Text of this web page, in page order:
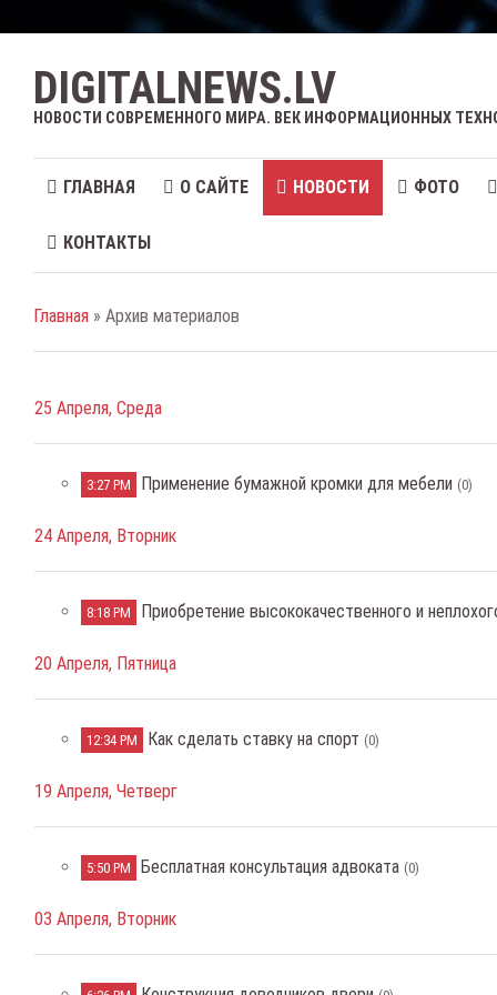
DIGITALNEWS.LV
НОВОСТИ СОВРЕМЕННОГО МИРА. ВЕК ИНФОРМАЦИОННЫХ
ГЛАВНАЯ О САЙТЕ НОВОСТИ ФОТО
КОНТАКТЫ
Главная » Архив материалов
25 Апреля, Среда
3:27 PM Применение бумажной кромки для мебели (0)
24 Апреля, Вторник
8:18 PM Приобретение высококачественного и
20 Апреля, Пятница
12:34 PM Как сделать ставку на спорт (0)
19 Апреля, Четверг
5:50 PM Бесплатная консультация адвоката (0)
03 Апреля, Вторник